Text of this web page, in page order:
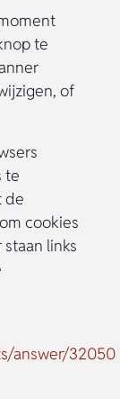
te
of
te
de
cookies
links
answer/32050